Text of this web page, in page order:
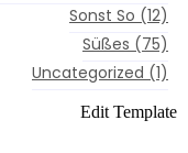
Sonst So (12)
Süßes (75)
Uncategorized (1)
Edit Template